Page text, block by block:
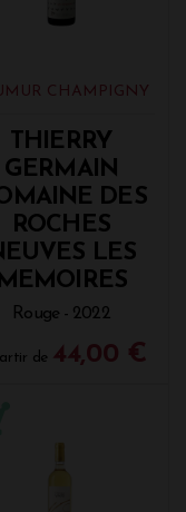
CHAMPIGNY
THIERRY
GERMAIN
DES
ROCHES
LES
MEMOIRES
Rouge - 2022
de 44,00 €